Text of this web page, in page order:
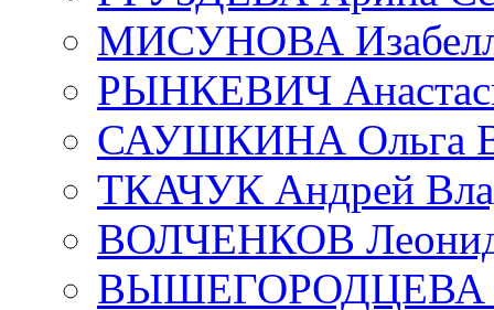
МИСУНОВА
РЫНКЕВИЧ
САУШКИНА Ольга
ТКАЧУК Андрей
ВОЛЧЕНКОВ Леонид
ВЫШЕГОРОДЦЕВА